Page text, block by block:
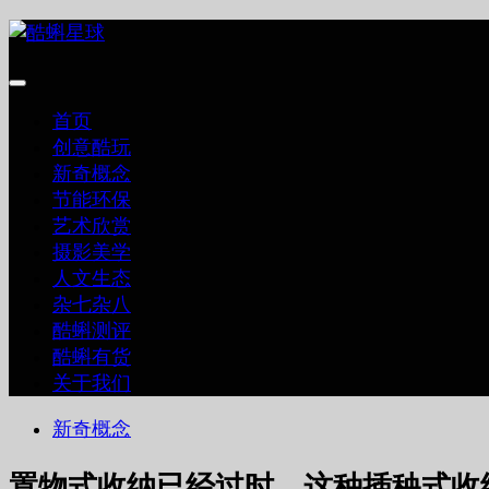
跳
内
首页
创意酷玩
新奇概念
节能环保
艺术欣赏
摄影美学
人文生态
杂七杂八
酷蝌测评
酷蝌有货
关于我们
新奇概念